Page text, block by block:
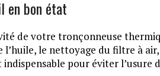
en bon état
de votre tronçonneuse
le nettoyage du filtre à
pour éviter l’usure